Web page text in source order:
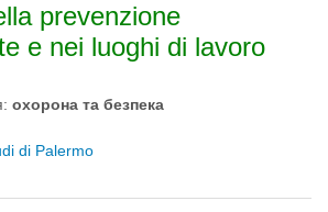
prevenzione
e nei luoghi di lavoro
охорона та безпека
di Palermo